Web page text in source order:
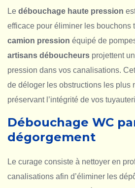
Le débouchage haute pression
efficace pour éliminer les bouchons
camion pression équipé de
artisans déboucheurs projettent
pression dans vos canalisations.
de déloger les obstructions les plus
préservant l’intégrité de vos
Débouchage WC
dégorgement
Le curage consiste à nettoyer en
canalisations afin d’éliminer les